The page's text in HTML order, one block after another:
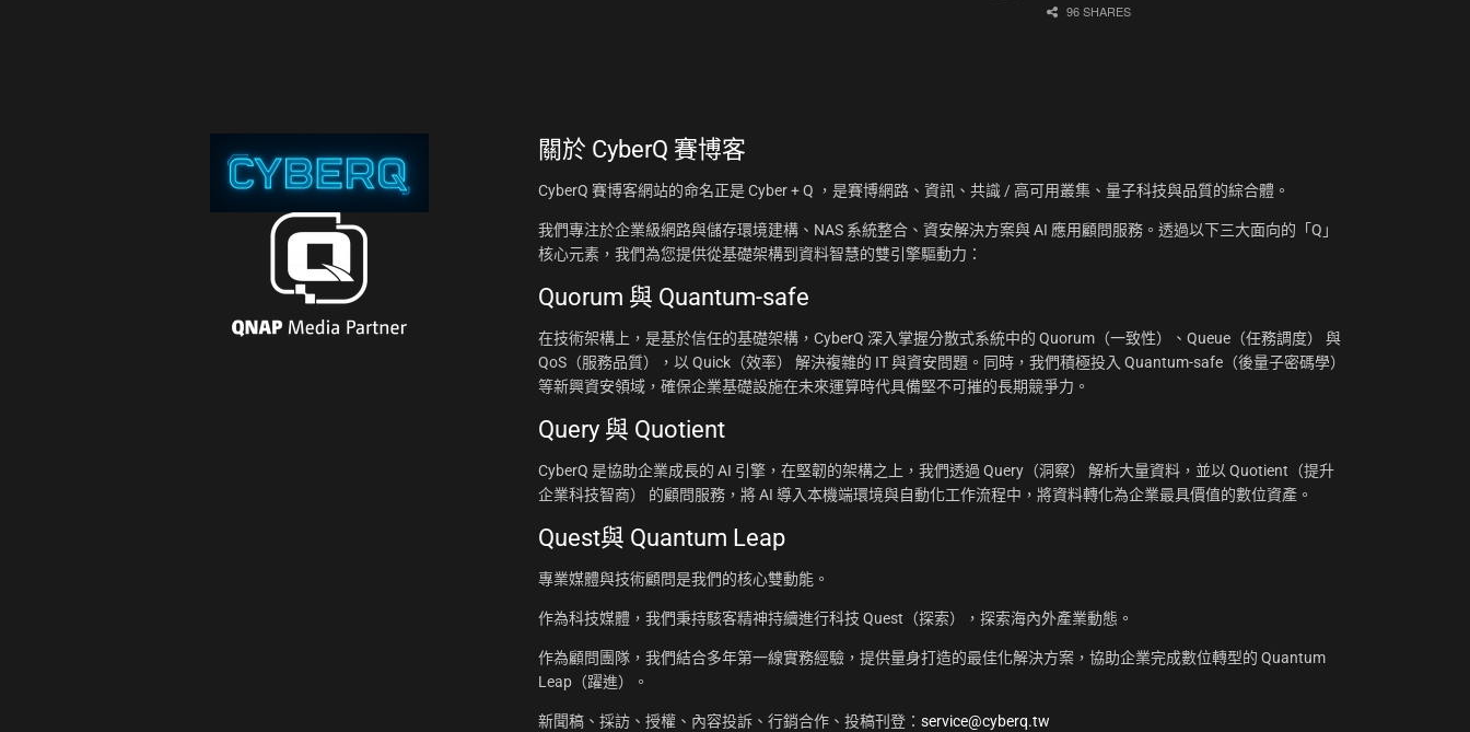
96 SHARES
關於 CyberQ 賽博客
CyberQ 賽博客網站的命名正是 Cyber + Q ，是賽博網路、資訊、共識 / 高可用叢集、量子科技與品質的綜合體。
我們專注於企業級網路與儲存環境建構、NAS 系統整合、資安解決方案與 AI 應用顧問服務。透過以下三大面向的「Q」
核心元素，我們為您提供從基礎架構到資料智慧的雙引擎驅動力：
Quorum 與 Quantum-safe
在技術架構上，是基於信任的基礎架構，CyberQ 深入掌握分散式系統中的 Quorum（一致性）、Queue（任務調度） 與
QoS（服務品質），以 Quick（效率） 解決複雜的 IT 與資安問題。同時，我們積極投入 Quantum-safe（後量子密碼學）
等新興資安領域，確保企業基礎設施在未來運算時代具備堅不可摧的長期競爭力。
Query 與 Quotient
CyberQ 是協助企業成長的 AI 引擎，在堅韌的架構之上，我們透過 Query（洞察） 解析大量資料，並以 Quotient（提升
企業科技智商） 的顧問服務，將 AI 導入本機端環境與自動化工作流程中，將資料轉化為企業最具價值的數位資產。
Quest與 Quantum Leap
專業媒體與技術顧問是我們的核心雙動能。
作為科技媒體，我們秉持駭客精神持續進行科技 Quest（探索），探索海內外產業動態。
作為顧問團隊，我們結合多年第一線實務經驗，提供量身打造的最佳化解決方案，協助企業完成數位轉型的 Quantum
Leap（躍進）。
新聞稿、採訪、授權、內容投訴、行銷合作、投稿刊登： service@cyberq.tw